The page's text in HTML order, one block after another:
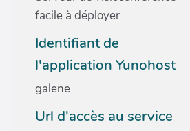
facile à déployer
Identifiant de
l'application Yunohost
galene
Url d'accès au service